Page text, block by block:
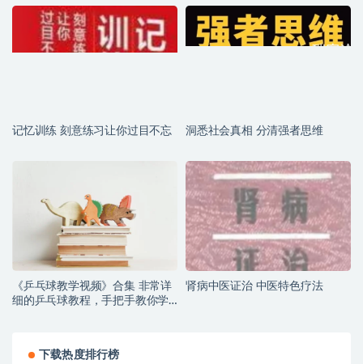
记忆训练 刻意练习让你过目不忘 洞悉社会真相 分清强者思维
《乒乓球教学视频》合集 非常详
细的乒乓球教程，手把手教你学
肾病中医证治 中医特色疗法
下载热度排行榜